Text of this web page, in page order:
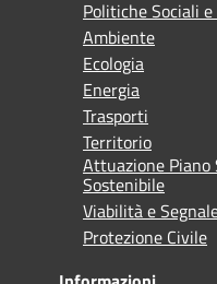
Politiche Sociali
Ambiente
Ecologia
Energia
Trasporti
Territorio
Attuazione Piano
Sostenibile
Viabilità e
Protezione Civile